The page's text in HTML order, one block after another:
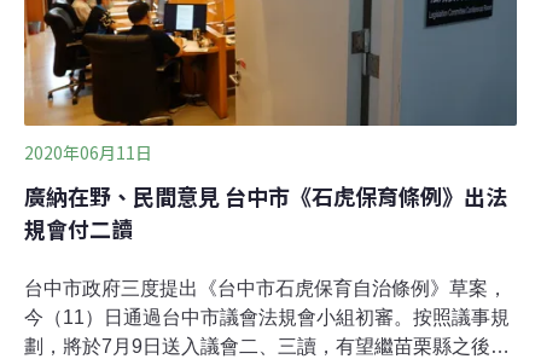
242件路殺案 動物的死亡公路128縣道拓寬延宕10年 《苗
栗縣石虎保育自治條例》2019年底上路實施，第四條規
定，苗栗縣政府進行開發面積一公頃以上或新闢、拓寬道
路長度為1000公尺以上，
2020年06月11日
廣納在野、民間意見 台中市《石虎保育條例》出法
規會付二讀
台中市政府三度提出《台中市石虎保育自治條例》草案，
今（11）日通過台中市議會法規會小組初審。按照議事規
劃，將於7月9日送入議會二、三讀，有望繼苗栗縣之後，